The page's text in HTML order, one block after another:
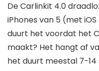
De Carlinkit 4.0
iPhones van 5 (met iOS
duurt het voordat het
maakt? Het hangt af
het duurt meestal 7-14